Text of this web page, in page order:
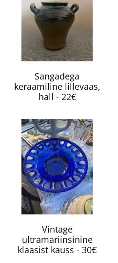
Sangadega
keraamiline lillevaas,
hall - 22€
Vintage
ultramariinsinine
klaasist kauss - 30€